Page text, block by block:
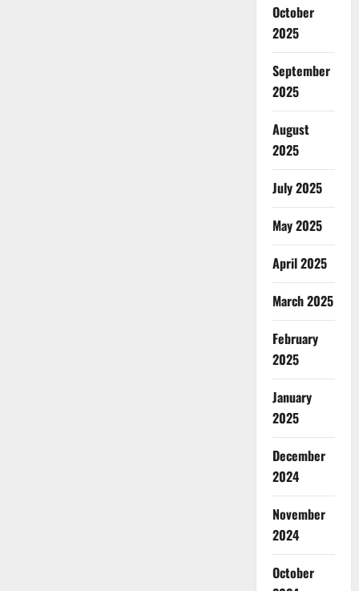
October
2025
September
2025
August
2025
July 2025
May 2025
April 2025
March 2025
February
2025
January
2025
December
2024
November
2024
October